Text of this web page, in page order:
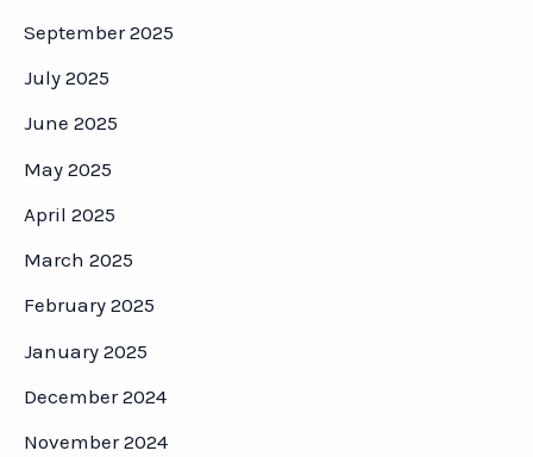
September 2025
July 2025
June 2025
May 2025
April 2025
March 2025
February 2025
January 2025
December 2024
November 2024